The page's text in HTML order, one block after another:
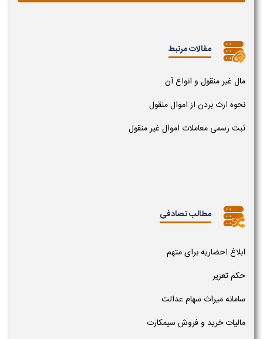
مقالات مرتبط
مال غیر منقول و انواع آن
نحوه ارث بردن از اموال منقول
ثبت رسمی معاملات اموال غیر منقول
مطالب تصادفی
ابلاغ احضاریه برای متهم
حکم تعزیر
سامانه میراث سهام عدالت
مالیات خرید و فروش سیمکارت